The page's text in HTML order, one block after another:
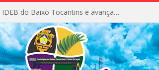
Igarapé-Miri conquista o melhor IDEB do Baixo Tocantins e avança na qualidade da educação pública